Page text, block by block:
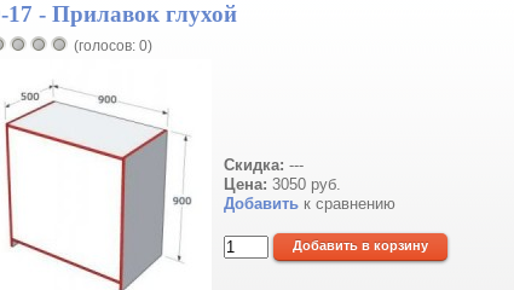
- Прилавок глухой
(голосов: 0)
Скидка: ---
Цена: 3050 руб.
Добавить к сравнению